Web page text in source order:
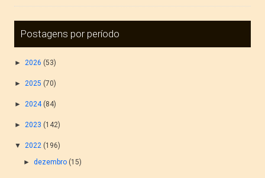
Postagens por período
►2026 (53)
►2025 (70)
►2024 (84)
►2023 (142)
▼ 2022 (196)
► dezembro (15)